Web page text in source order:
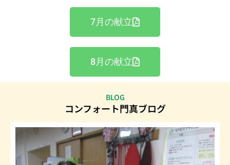
7月の献立
8月の献立
BLOG
コンフォート門真ブログ